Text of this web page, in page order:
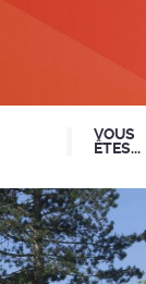
VOUS
ÊTES...